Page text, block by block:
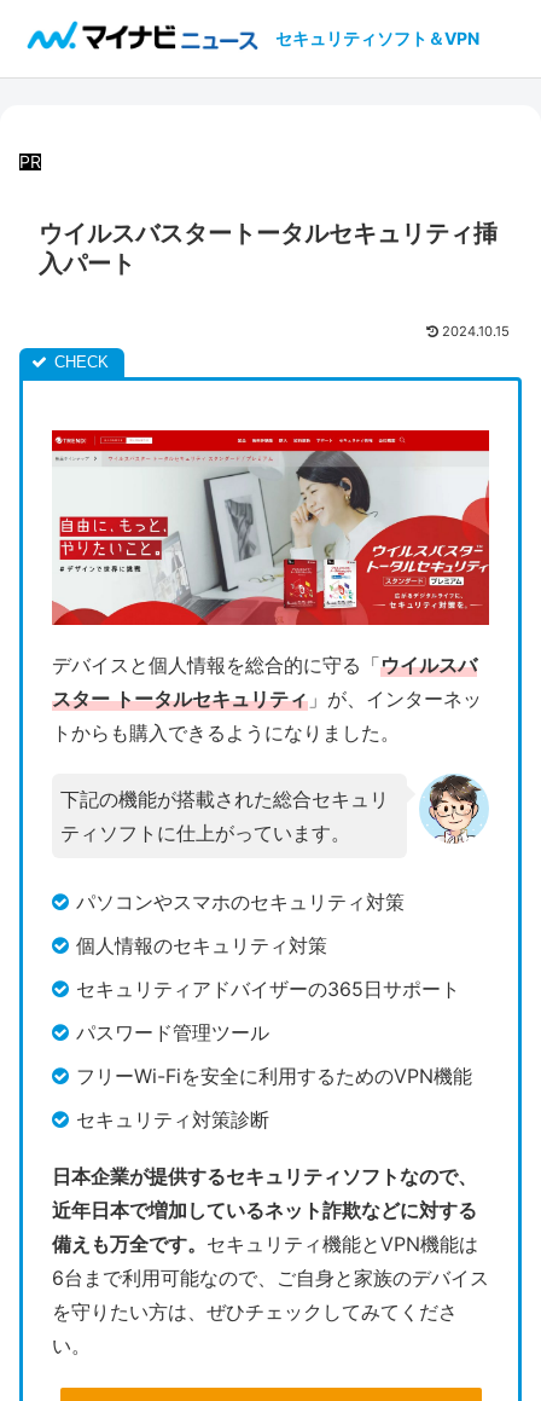
セキュリティソフト＆VPN
PR
ウイルスバスタートータルセキュリティ挿
入パート
2024.10.15
デバイスと個人情報を総合的に守る「ウイルスバ
スター トータルセキュリティ 」が、インターネッ
トからも購入できるようになりました。
下記の機能が搭載された総合セキュリ
ティソフトに仕上がっています。
パソコンやスマホのセキュリティ対策
個人情報のセキュリティ対策
セキュリティアドバイザーの365日サポート
パスワード管理ツール
フリーWi-Fiを安全に利用するためのVPN機能
セキュリティ対策診断
日本企業が提供するセキュリティソフトなので、
近年日本で増加しているネット詐欺などに対する
備えも万全です。 セキュリティ機能とVPN機能は
6台まで利用可能なので、ご自身と家族のデバイス
を守りたい方は、ぜひチェックしてみてくださ
い。